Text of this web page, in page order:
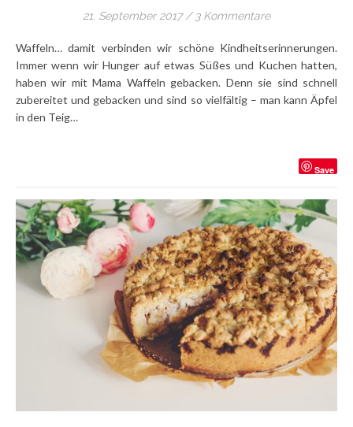
21. September 2017 / 3 Kommentare
Waffeln… damit verbinden wir schöne Kindheitserinnerungen.
Immer wenn wir Hunger auf etwas Süßes und Kuchen hatten,
haben wir mit Mama Waffeln gebacken. Denn sie sind schnell
zubereitet und gebacken und sind so vielfältig – man kann Äpfel
in den Teig…
Save